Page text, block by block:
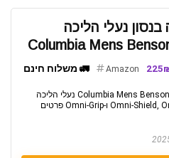
בנסון נעלי הליכה
Amazon 🚛 משלוח חינם
קולומביה בנסון נעלי הליכה לגברים Columbia Mens Benson נעלי הליכה
רב-תכליתיות עם טכנולוגיות Omni-Shield, Omni-Max ו-Omni-Grip פרטים